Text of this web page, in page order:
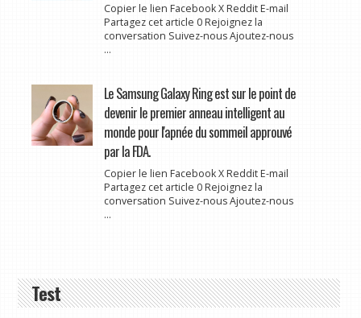
Copier le lien Facebook X Reddit E-mail
Partagez cet article 0 Rejoignez la
conversation Suivez-nous Ajoutez-nous
...
Le Samsung Galaxy Ring est sur le point de
devenir le premier anneau intelligent au
monde pour l'apnée du sommeil approuvé
par la FDA.
Copier le lien Facebook X Reddit E-mail
Partagez cet article 0 Rejoignez la
conversation Suivez-nous Ajoutez-nous
...
Test